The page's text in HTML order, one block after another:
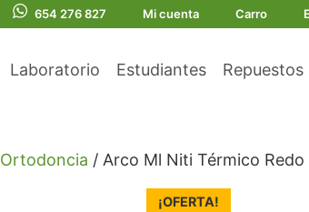
654 276 827 Mi cuenta Carro
Laboratorio Estudiantes Repuestos
Ortodoncia / Arco Ml Niti Térmico
¡OFERTA!